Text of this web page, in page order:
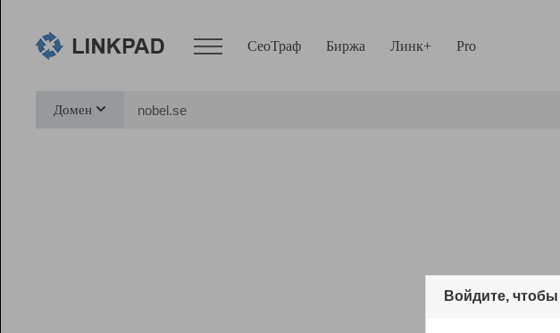
СеоТраф Биржа Линк+ Pro
Домен
Войдите,